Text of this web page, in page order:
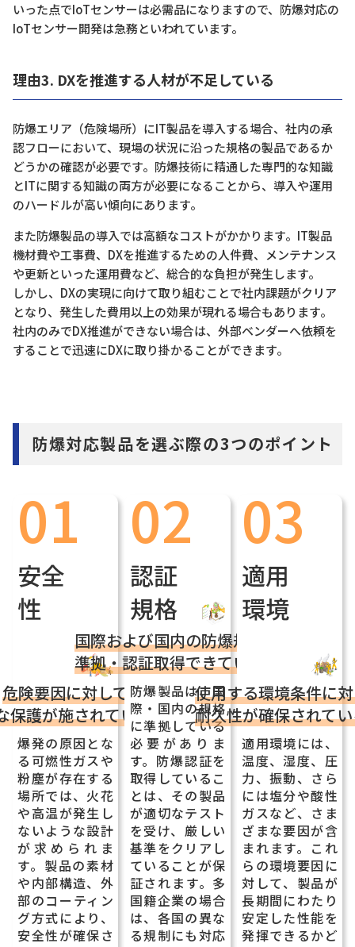
いった点でIoTセンサーは必需品になりますので、防爆対応の
IoTセンサー開発は急務といわれています。
理由3. DXを推進する人材が不足している
防爆エリア（危険場所）にIT製品を導入する場合、社内の承
認フローにおいて、現場の状況に沿った規格の製品であるか
どうかの確認が必要です。防爆技術に精通した専門的な知識
とITに関する知識の両方が必要になることから、導入や運用
のハードルが高い傾向にあります。
また防爆製品の導入では高額なコストがかかります。IT製品
機材費や工事費、DXを推進するための人件費、メンテナンス
や更新といった運用費など、総合的な負担が発生します。
しかし、DXの実現に向けて取り組むことで社内課題がクリア
となり、発生した費用以上の効果が現れる場合もあります。
社内のみでDX推進ができない場合は、外部ベンダーへ依頼を
することで迅速にDXに取り掛かることができます。
防爆対応製品を選ぶ際の3つのポイント
01
安全
性
危険要因に対して
保護が施されているか
爆発の原因とな
る可燃性ガスや
粉塵が存在する
場所では、火花
や高温が発生し
ないような設計
が求められま
す。製品の素材
や内部構造、外
部のコーティン
グ方式により、
安全性が確保さ
02
認証
規格
国際および国内の防爆規格に
準拠・認証取得できているか
防爆製品は、国
際・国内の規格
に準拠している
必要がありま
す。防爆認証を
取得しているこ
とは、その製品
が適切なテスト
を受け、厳しい
基準をクリアし
ていることが保
証されます。多
国籍企業の場合
は、各国の異な
る規制にも対応
03
適用
環境
使用する環境条件に
耐久性が確保されて
適用環境には、
温度、湿度、圧
力、振動、さら
には塩分や酸性
ガスなど、さま
ざまな要因が含
まれます。これ
らの環境要因に
対して、製品が
長期間にわたり
安定した性能を
発揮できるかど